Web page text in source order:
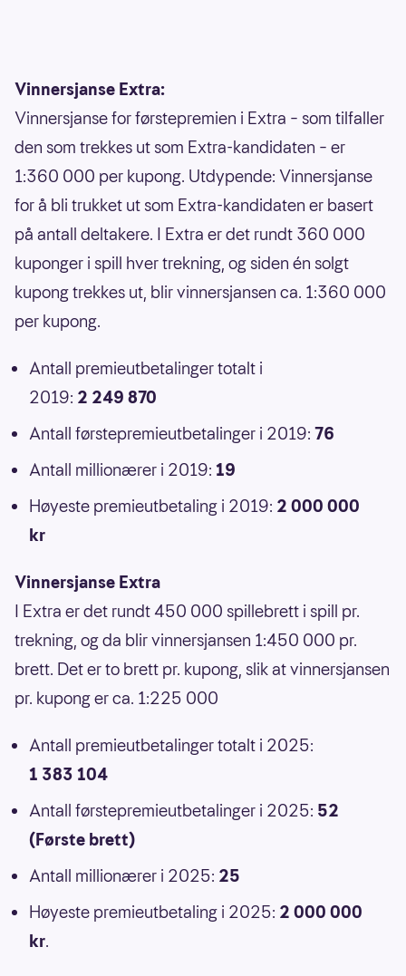
Vinnersjanse Extra:
Vinnersjanse for førstepremien i Extra – som tilfaller
den som trekkes ut som Extra-kandidaten – er
1:360 000 per kupong. Utdypende: Vinnersjanse
for å bli trukket ut som Extra-kandidaten er basert
på antall deltakere. I Extra er det rundt 360 000
kuponger i spill hver trekning, og siden én solgt
kupong trekkes ut, blir vinnersjansen ca. 1:360 000
per kupong.
Antall premieutbetalinger totalt i
2019: 2 249 870
Antall førstepremieutbetalinger i 2019: 76
Antall millionærer i 2019: 19
Høyeste premieutbetaling i 2019: 2 000 000
kr
Vinnersjanse Extra
I Extra er det rundt 450 000 spillebrett i spill pr.
trekning, og da blir vinnersjansen 1:450 000 pr.
brett. Det er to brett pr. kupong, slik at vinnersjansen
pr. kupong er ca. 1:225 000
Antall premieutbetalinger totalt i 2025:
1 383 104
Antall førstepremieutbetalinger i 2025: 52
(Første brett)
Antall millionærer i 2025: 25
Høyeste premieutbetaling i 2025: 2 000 000
kr.